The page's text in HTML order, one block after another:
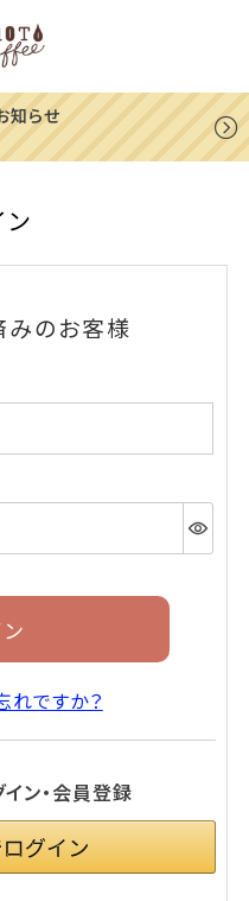
知らせ
ン
のお客様
れですか？
ン・会員登録